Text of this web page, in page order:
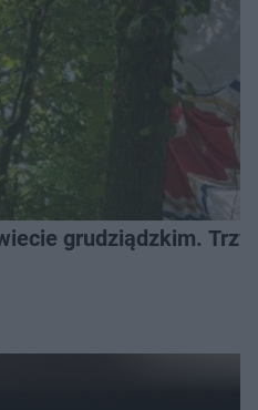
grudziądzkim.